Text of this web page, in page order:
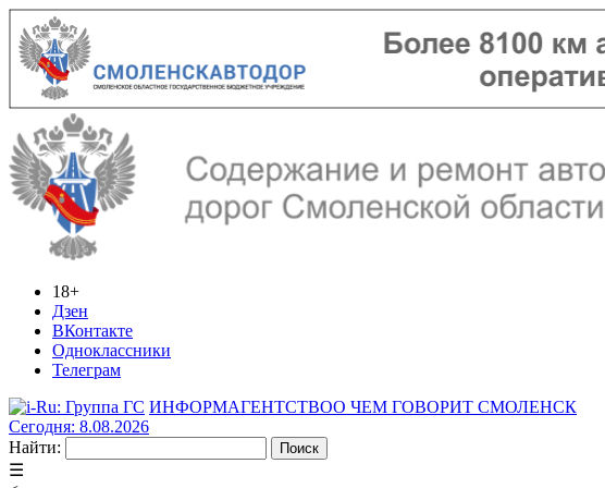
18+
Дзен
ВКонтакте
Одноклассники
Телеграм
ИНФОРМАГЕНТСТВОО ЧЕМ ГОВОРИТ СМОЛЕНСК
Сегодня: 8.08.2026
Найти:
☰